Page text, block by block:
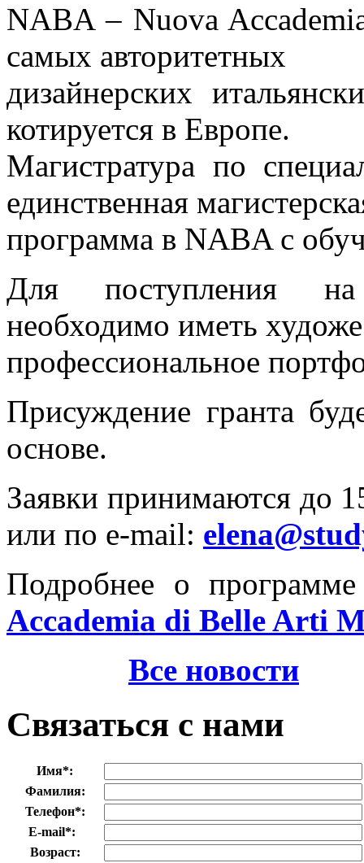
NABA – Nuova
самых авторитетных
дизайнерских
котируется в Европе.
Магистратура по
единственная
программа в NABA c
Для поступления на
необходимо иметь
профессиональное
Присуждение гранта
основе.
Заявки принимаются до
или по e-mail:
Подробнее о
Accademia di Belle Arti
Все новости
Связаться с нами
Имя*:
Фамилия:
Телефон*:
E-mail*:
Возраст: